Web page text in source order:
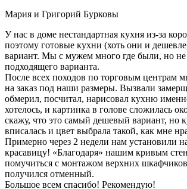
Мария и Григорий Бурковы
У нас в доме нестандартная кухня из-за
поэтому готовые кухни (хоть они и
вариант. Мы с мужем много где были, но
подходящего варианта.
После всех походов по торговым центрам
на заказ под наши размеры. Вызвали
обмерил, посчитал, нарисовал кухню
хотелось, и картинка в голове сложилась
скажу, что это самый дешевый вариант, но
вписалась и цвет выбрала такой, как мне
Примерно через 2 недели нам установили
красавицу! «Благодаря» нашим кривым
помучиться с монтажом верхних
получился отменный.
Большое всем спасибо! Рекомендую!